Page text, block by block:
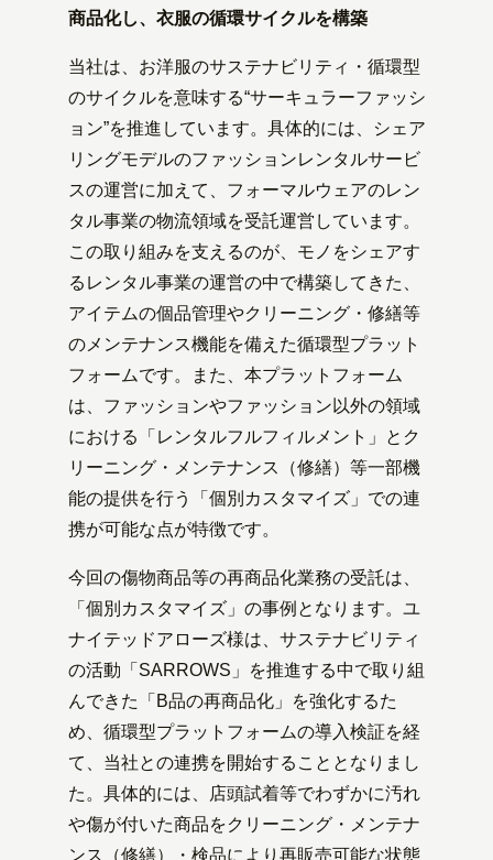
商品化し、衣服の循環サイクルを構築
当社は、お洋服のサステナビリティ・循環型
のサイクルを意味する“サーキュラーファッシ
ョン”を推進しています。具体的には、シェア
リングモデルのファッションレンタルサービ
スの運営に加えて、フォーマルウェアのレン
タル事業の物流領域を受託運営しています。
この取り組みを支えるのが、モノをシェアす
るレンタル事業の運営の中で構築してきた、
アイテムの個品管理やクリーニング・修繕等
のメンテナンス機能を備えた循環型プラット
フォームです。また、本プラットフォーム
は、ファッションやファッション以外の領域
における「レンタルフルフィルメント」とク
リーニング・メンテナンス（修繕）等一部機
能の提供を行う「個別カスタマイズ」での連
携が可能な点が特徴です。
今回の傷物商品等の再商品化業務の受託は、
「個別カスタマイズ」の事例となります。ユ
ナイテッドアローズ様は、サステナビリティ
の活動「SARROWS」を推進する中で取り組
んできた「B品の再商品化」を強化するた
め、循環型プラットフォームの導入検証を経
て、当社との連携を開始することとなりまし
た。具体的には、店頭試着等でわずかに汚れ
や傷が付いた商品をクリーニング・メンテナ
ンス（修繕）・検品により再販売可能な状態